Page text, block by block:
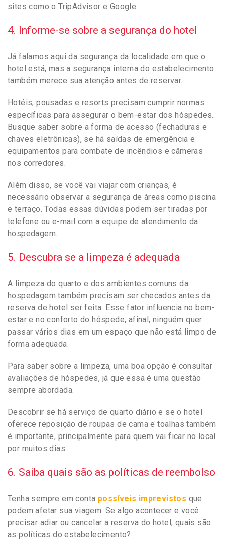
sites como o TripAdvisor e Google.
4. Informe-se sobre a segurança do hotel
Já falamos aqui da segurança da localidade em que o
hotel está, mas a segurança interna do estabelecimento
também merece sua atenção antes de reservar.
Hotéis, pousadas e resorts precisam cumprir normas
específicas para assegurar o bem-estar dos hóspedes.
Busque saber sobre a forma de acesso (fechaduras e
chaves eletrônicas), se há saídas de emergência e
equipamentos para combate de incêndios e câmeras
nos corredores.
Além disso, se você vai viajar com crianças, é
necessário observar a segurança de áreas como piscina
e terraço. Todas essas dúvidas podem ser tiradas por
telefone ou e-mail com a equipe de atendimento da
hospedagem.
5. Descubra se a limpeza é adequada
A limpeza do quarto e dos ambientes comuns da
hospedagem também precisam ser checados antes da
reserva de hotel ser feita. Esse fator influencia no bem-
estar e no conforto do hóspede, afinal, ninguém quer
passar vários dias em um espaço que não está limpo de
forma adequada.
Para saber sobre a limpeza, uma boa opção é consultar
avaliações de hóspedes, já que essa é uma questão
sempre abordada.
Descobrir se há serviço de quarto diário e se o hotel
oferece reposição de roupas de cama e toalhas também
é importante, principalmente para quem vai ficar no local
por muitos dias.
6. Saiba quais são as políticas de reembolso
Tenha sempre em conta possíveis imprevistos que
podem afetar sua viagem. Se algo acontecer e você
precisar adiar ou cancelar a reserva do hotel, quais são
as políticas do estabelecimento?